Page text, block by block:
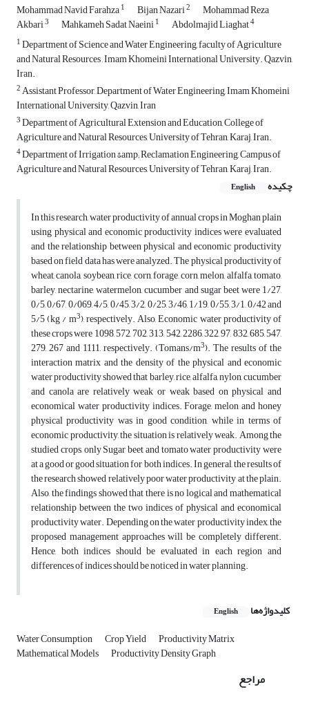
Mohammad Navid Farahza1 Bijan Nazari2 Mohammad Reza
Akbari3 Mahkameh Sadat Naeini1 Abdolmajid Liaghat4
1Department of Science and Water Engineering, faculty of Agriculture
and Natural Resources , Imam Khomeini International University. Qazvin,
Iran.
2Assistant Professor, Department of Water Engineering, Imam Khomeini
International University, Qazvin, Iran
3Department of Agricultural Extension and Education, College of
Agriculture and Natural Resources, University of Tehran, Karaj, Iran.
4Department of Irrigation &amp; Reclamation Engineering, Campus of
Agriculture and Natural Resources, University of Tehran, Karaj, Iran.
چکیده
English
In this research, water productivity of annual crops in Moghan plain
using physical and economic productivity indices were evaluated
and the relationship between physical and economic productivity
based on field data has were analyzed. The physical productivity of
wheat, canola, soybean, rice, corn, forage, corn, melon, alfalfa, tomato,
barley, nectarine, watermelon, cucumber and sugar beet were 1/27,
0/5, 0/67, 0/069, 4/5, 0/45, 3/2, 0/25, 3/46, 1/19, 0/55, 3/1, 0/42 and
5/5 (kg / m3), respectively. Also, Economic water productivity of
these crops were 1098, 572, 702, 313, 542, 2286, 322, 97, 832, 685, 547,
279, 267 and 1111, respectively. (Tomans/m3). The results of the
interaction matrix and the density of the physical and economic
water productivity showed that barley, rice, alfalfa, nylon, cucumber
and canola are relatively weak or weak based on physical and
economical water productivity indices. Forage, melon and honey
physical productivity was in good condition, while in terms of
economic productivity, the situation is relatively weak. Among the
studied crops, only Sugar beet and tomato water productivity were
at a good or good situation for both indices. In general, the results of
the research showed relatively poor water productivity at the plain.
Also, the findings showed that there is no logical and mathematical
relationship between the two indices of physical and economical
productivity water. Depending on the water productivity index, the
proposed management approaches will be completely different.
Hence, both indices should be evaluated in each region and
differences of indices should be noticed in water planning.
کلیدواژه‌ها English
Water Consumption Crop Yield Productivity Matrix
Mathematical Models Productivity Density Graph
مراجع